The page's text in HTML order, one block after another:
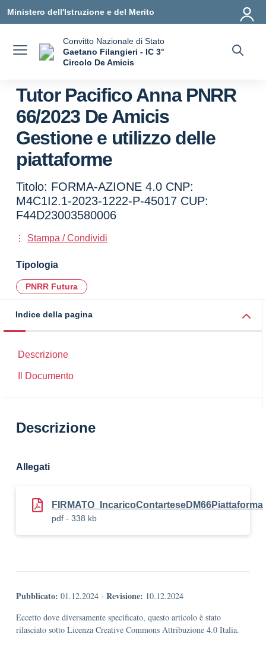
Ministero dell'Istruzione e del Merito
Convitto Nazionale di Stato
Gaetano Filangieri - IC 3°
Circolo De Amicis
Tutor Pacifico Anna PNRR
66/2023 De Amicis
Gestione e utilizzo delle
piattaforme
Titolo: FORMA-AZIONE 4.0 CNP:
M4C1I2.1-2023-1222-P-45017 CUP:
F44D23003580006
Stampa / Condividi
Tipologia
PNRR Futura
Indice della pagina
Descrizione
Il Documento
Descrizione
Allegati
FIRMATO_IncaricoContarteseDM66Piattaforma
pdf - 338 kb
Pubblicato: 01.12.2024 - Revisione: 10.12.2024
Eccetto dove diversamente specificato, questo articolo è stato
rilasciato sotto Licenza Creative Commons Attribuzione 4.0 Italia.